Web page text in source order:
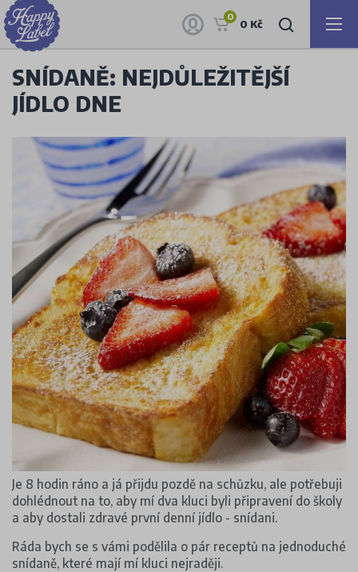
0
0 Kč
SNÍDANĚ: NEJDŮLEŽITĚJŠÍ
JÍDLO DNE
Je 8 hodin ráno a já přijdu pozdě na schůzku, ale potřebuji
dohlédnout na to, aby mí dva kluci byli připravení do školy
a aby dostali zdravé první denní jídlo - snídani.
Ráda bych se s vámi podělila o pár receptů na jednoduché
snídaně, které mají mí kluci nejraději.